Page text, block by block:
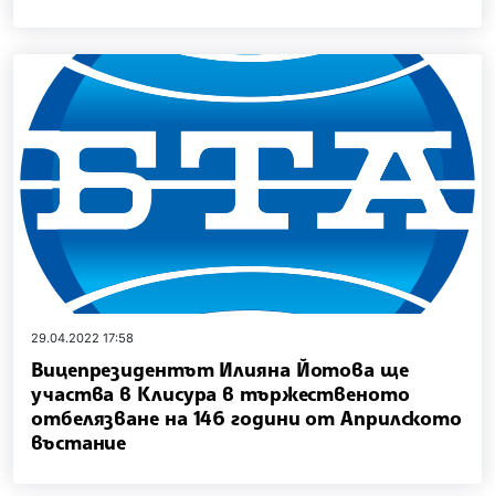
29.04.2022 17:58
Вицепрезидентът Илияна Йотова ще
участва в Клисура в тържественото
отбелязване на 146 години от Априлското
въстание